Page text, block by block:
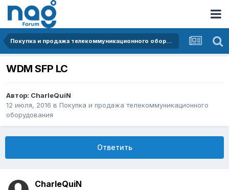
Покупка и продажа телекоммуникационного оборудования
WDM SFP LC
Автор: CharleQuiN
12 июля, 2016 в Покупка и продажа телекоммуникационного
оборудования
Ответить
CharleQuiN